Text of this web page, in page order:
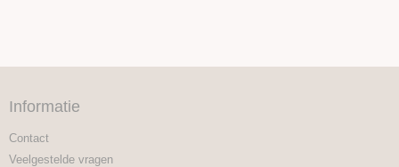
Informatie
Contact
Veelgestelde vragen